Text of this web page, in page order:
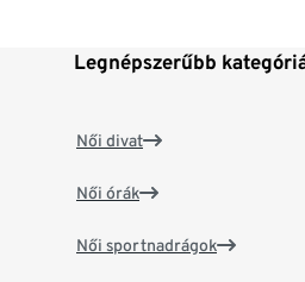
Legnépszerűbb
Női divat
Női órák
Női sportnadrágok